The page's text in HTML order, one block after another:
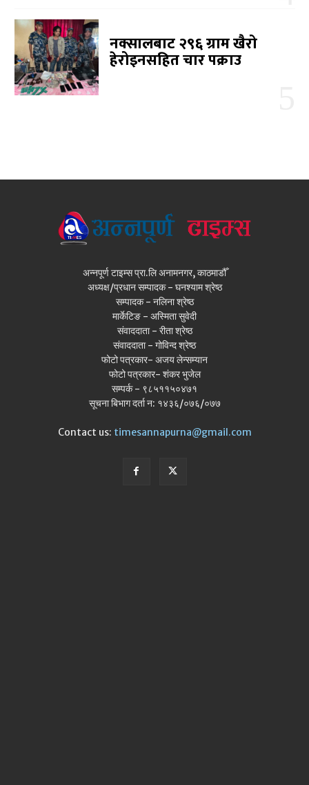
नक्सालबाट २९६ ग्राम खैरो
हेरोइनसहित चार पक्राउ
अन्नपूर्ण टाइम्स प्रा.लि अनामनगर, काठमाडौँ
अध्यक्ष/प्रधान सम्पादक - घनश्याम श्रेष्ठ
सम्पादक - नलिना श्रेष्ठ
मार्केटिङ - अस्मिता सुवेदी
संवाददाता - रीता श्रेष्ठ
संवाददाता - गोविन्द श्रेष्ठ
फोटो पत्रकार- अजय लेन्सम्यान
फोटो पत्रकार- शंकर भुजेल
सम्पर्क - ९८५११५०४७१
सूचना बिभाग दर्ता न: १४३६/०७६/०७७
Contact us: timesannapurna@gmail.com